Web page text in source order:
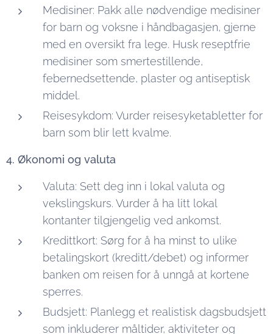
Medisiner: Pakk alle nødvendige medisiner
for barn og voksne i håndbagasjen, gjerne
med en oversikt fra lege. Husk reseptfrie
medisiner som smertestillende,
febernedsettende, plaster og antiseptisk
middel.
Reisesykdom: Vurder reisesyketabletter for
barn som blir lett kvalme.
4. Økonomi og valuta
Valuta: Sett deg inn i lokal valuta og
vekslingskurs. Vurder å ha litt lokal
kontanter tilgjengelig ved ankomst.
Kredittkort: Sørg for å ha minst to ulike
betalingskort (kreditt/debet) og informer
banken om reisen for å unngå at kortene
sperres.
Budsjett: Planlegg et realistisk dagsbudsjett
som inkluderer måltider, aktiviteter og